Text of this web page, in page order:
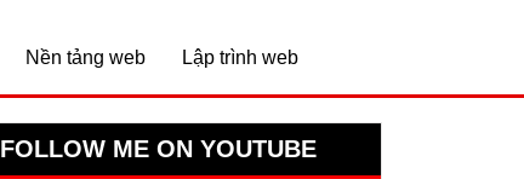
Nền tảng web Lập trình web
FOLLOW ME ON YOUTUBE